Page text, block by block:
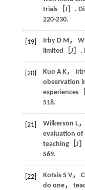
trials［J］.
220-230.
[19] Irby D M ，
limited［J］.
[20] Kuo A K，
observation
experiences
518.
[21] Wilkerson L，
evaluation of
teaching［J
S69.
[22] Kotsis S V，
do one，